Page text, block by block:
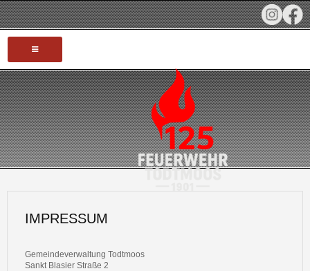
HOME
AKTUELLES
TERMINE
FAHRZEUGE
IMPRESSUM
Gemeindeverwaltung Todtmoos
Sankt Blasier Straße 2